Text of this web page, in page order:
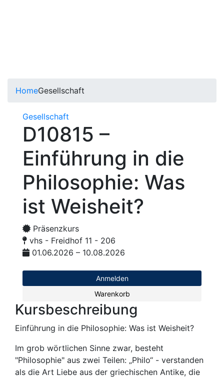
HomeGesellschaft
Gesellschaft
D10815 –
Einführung in die
Philosophie: Was
ist Weisheit?
Präsenzkurs
vhs - Freidhof 11 - 206
01.06.2026 – 10.08.2026
Anmelden
Warenkorb
Kursbeschreibung
Einführung in die Philosophie: Was ist Weisheit?
Im grob wörtlichen Sinne zwar, besteht
"Philosophie" aus zwei Teilen: „Philo“ - verstanden
als die Art Liebe aus der griechischen Antike, die